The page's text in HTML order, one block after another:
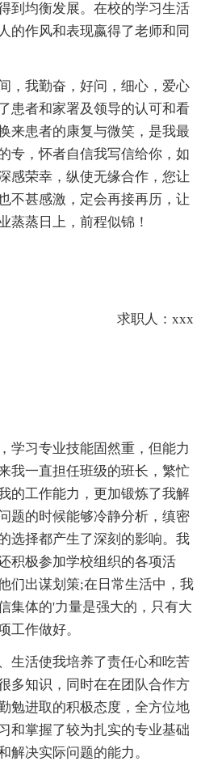
到均衡发展。在校的学习生活
的作风和表现嬴得了老师和同
，我勤奋，好问，细心，爱心
患者和家署及领导的认可和看
来患者的康复与微笑，是我最
专，怀者自信我写信给你，如
感荣幸，纵使无缘合作，您让
不甚感激，定会再接再历，让
蒸蒸日上，前程似锦！
求职人：xxx
学习专业技能固然重，但能力
我一直担任班级的班长，繁忙
的工作能力，更加锻炼了我解
题的时候能够冷静分析，缜密
选择都产生了深刻的影响。我
积极参加学校组织的各项活
们出谋划策;在日常生活中，我
集体的'力量是强大的，只有大
工作做好。
生活使我培养了责任心和吃苦
多知识，同时在在团队合作方
勉进取的积极态度，全方位地
和掌握了较为扎实的专业基础
解决实际问题的能力。